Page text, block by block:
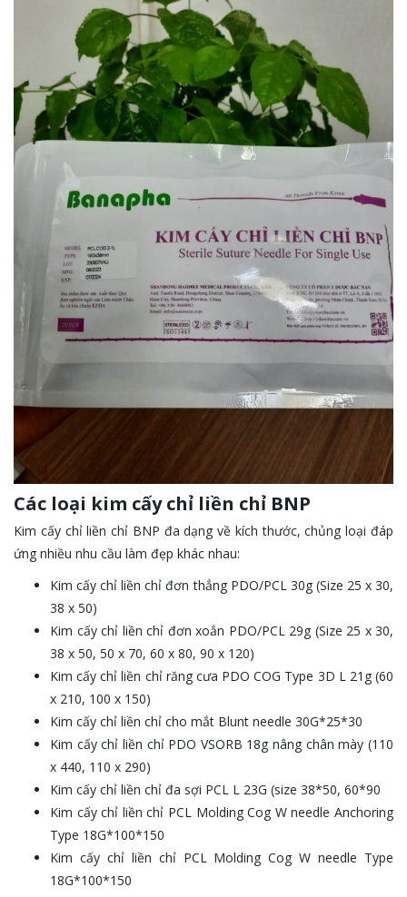
Các loại kim cấy chỉ liền chỉ BNP
Kim cấy chỉ liền chỉ BNP đa dạng về kích thước, chủng loại đáp
ứng nhiều nhu cầu làm đẹp khác nhau:
Kim cấy chỉ liền chỉ đơn thẳng PDO/PCL 30g (Size 25 x 30,
38 x 50)
Kim cấy chỉ liền chỉ đơn xoắn PDO/PCL 29g (Size 25 x 30,
38 x 50, 50 x 70, 60 x 80, 90 x 120)
Kim cấy chỉ liền chỉ răng cưa PDO COG Type 3D L 21g (60
x 210, 100 x 150)
Kim cấy chỉ liền chỉ cho mắt Blunt needle 30G*25*30
Kim cấy chỉ liền chỉ PDO VSORB 18g nâng chân mày (110
x 440, 110 x 290)
Kim cấy chỉ liền chỉ đa sợi PCL L 23G (size 38*50, 60*90
Kim cấy chỉ liền chỉ PCL Molding Cog W needle Anchoring
Type 18G*100*150
Kim cấy chỉ liền chỉ PCL Molding Cog W needle Type
18G*100*150